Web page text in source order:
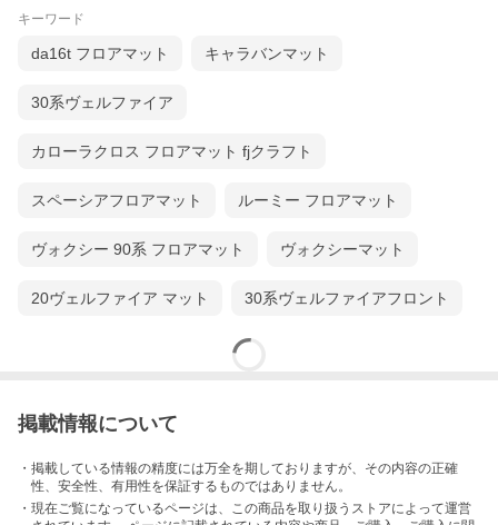
キーワード
da16t フロアマット キャラバンマット
30系ヴェルファイア
カローラクロス フロアマット fjクラフト
スペーシアフロアマット ルーミー フロアマット
ヴォクシー 90系 フロアマット ヴォクシーマット
20ヴェルファイア マット 30系ヴェルファイアフロント
掲載情報について
・掲載している情報の精度には万全を期しておりますが、その内容の正確
性、安全性、有用性を保証するものではありません。
・現在ご覧になっているページは、この商品を取り扱うストアによって運営